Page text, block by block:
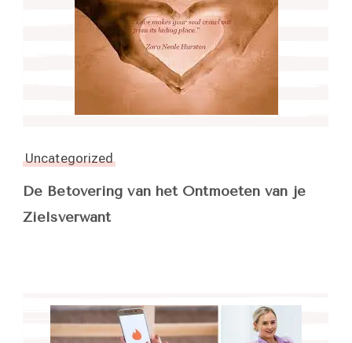
Uncategorized
De Betovering van het Ontmoeten van je
Zielsverwant